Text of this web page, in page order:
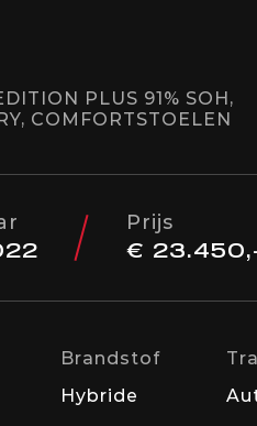
PLUS 91% SOH,
COMFORTSTOELEN
Prijs
€
Brandstof
Hybride